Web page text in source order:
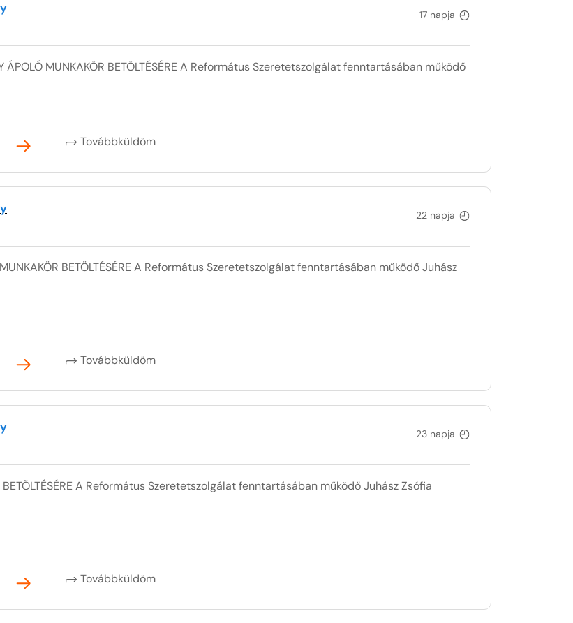
17 napja
ÁPOLÓ MUNKAKÖR BETÖLTÉSÉRE A Református Szeretetszolgálat fenntartásában működő
Továbbküldöm
22 napja
MUNKAKÖR BETÖLTÉSÉRE A Református Szeretetszolgálat fenntartásában működő Juhász
Továbbküldöm
23 napja
BETÖLTÉSÉRE A Református Szeretetszolgálat fenntartásában működő Juhász Zsófia
Továbbküldöm